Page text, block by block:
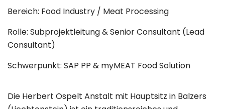
Bereich: Food Industry / Meat Processing
Rolle: Subprojektleitung & Senior Consultant (Lead
Consultant)
Schwerpunkt: SAP PP & myMEAT Food Solution
Die Herbert Ospelt Anstalt mit Hauptsitz in Balzers